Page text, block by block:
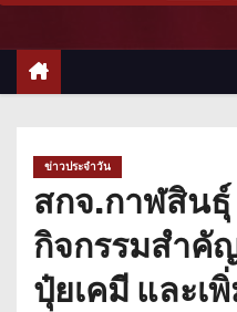
ข่าวประจำวัน
สกจ.กาฬสินธุ์
กิจกรรมสำคั
ปุ๋ยเคมี และเ